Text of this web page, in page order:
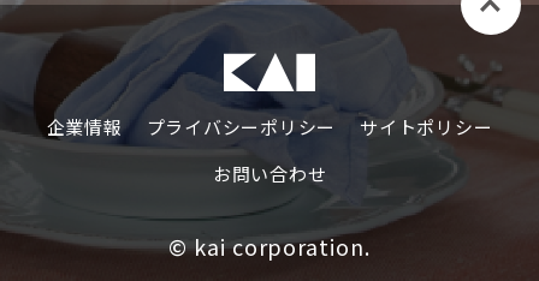
企業情報 プライバシーポリシー
サイトポリシー
お問い合わせ
© kai corporation.